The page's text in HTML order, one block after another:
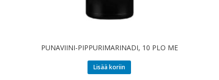
PUNAVIINI-PIPPURIMARINADI, 10 PLO ME
Lisää koriin